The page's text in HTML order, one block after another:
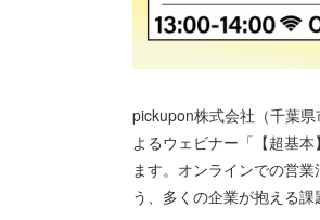
pickupon株式会社（千葉
よるウェビナー「【超基
ます。オンラインでの営
う、多くの企業が抱える